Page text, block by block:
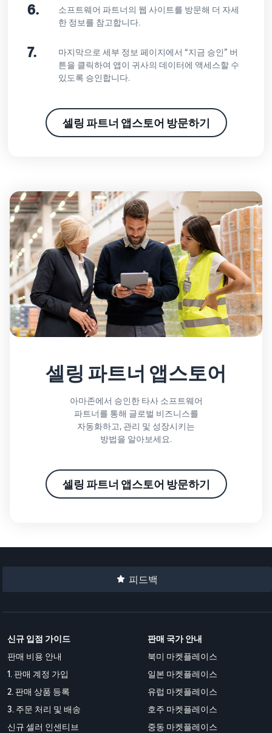
6.
소프트웨어 파트너의 웹 사이트를 방문해 더 자세
한 정보를 참고합니다.
7.
마지막으로 세부 정보 페이지에서 “지금 승인” 버
튼을 클릭하여 앱이 귀사의 데이터에 액세스할 수
있도록 승인합니다.
셀링 파트너 앱스토어 방문하기
셀링 파트너 앱스토어
아마존에서 승인한 타사 소프트웨어
파트너를 통해 글로벌 비즈니스를
자동화하고, 관리 및 성장시키는
방법을 알아보세요.
셀링 파트너 앱스토어 방문하기
피드백
신규 입점 가이드
판매 비용 안내
1. 판매 계정 가입
2. 판매 상품 등록
3. 주문 처리 및 배송
신규 셀러 인센티브
판매 국가 안내
북미 마켓플레이스
일본 마켓플레이스
유럽 마켓플레이스
호주 마켓플레이스
중동 마켓플레이스